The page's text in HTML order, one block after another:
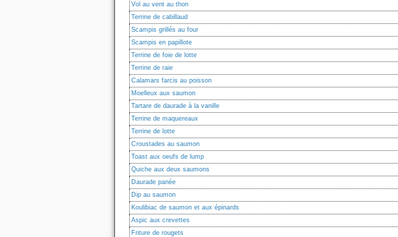
Vol au vent au thon
Terrine de cabillaud
Scampis grillés au four
Scampis en papillote
Terrine de foie de lotte
Terrine de raie
Calamars farcis au poisson
Moelleux aux saumon
Tartare de daurade à la vanille
Terrine de maquereaux
Terrine de lotte
Croustades au saumon
Toast aux oeufs de lump
Quiche aux deux saumons
Daurade panée
Dip au saumon
Koulibiac de saumon et aux épinards
Aspic aux crevettes
Friture de rougets